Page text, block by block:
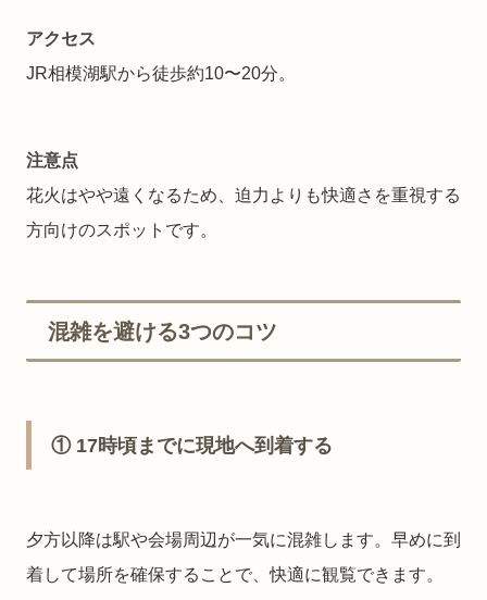
アクセス
JR相模湖駅から徒歩約10〜20分。
注意点
花火はやや遠くなるため、迫力よりも快適さを重視する
方向けのスポットです。
混雑を避ける3つのコツ
① 17時頃までに現地へ到着する
夕方以降は駅や会場周辺が一気に混雑します。早めに到
着して場所を確保することで、快適に観覧できます。